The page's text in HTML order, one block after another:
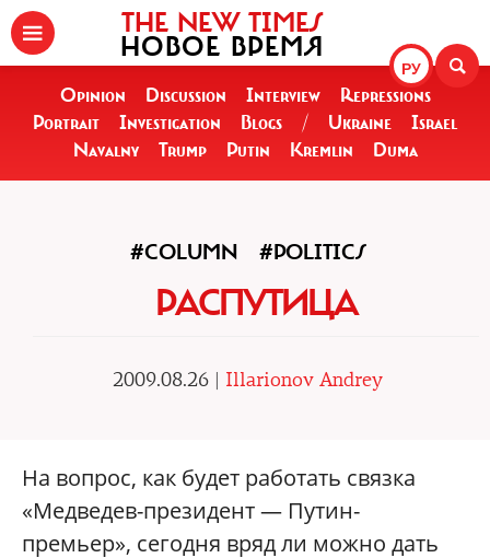
РУ
THE NEW TIMES
НОВОЕ ВРЕМЯ
Opinion Discussion Interview
Repressions
Portrait
Investigation Blogs / Ukraine
Israel
Navalny
Trump Putin Kremlin Duma
#COLUMN #POLITICS
РАСПУТИЦА
2009.08.26 | Illarionov Andrey
На вопрос, как будет работать связка
«Медведев-президент — Путин-
премьер», сегодня вряд ли можно дать